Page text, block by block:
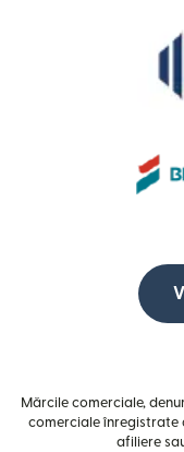
Mărcile comerciale,
comerciale înregistrate
afiliere